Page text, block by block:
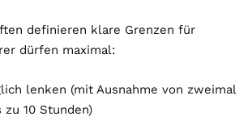
definieren klare Grenzen für
dürfen maximal:
lenken (mit Ausnahme von zweimal
zu 10 Stunden)